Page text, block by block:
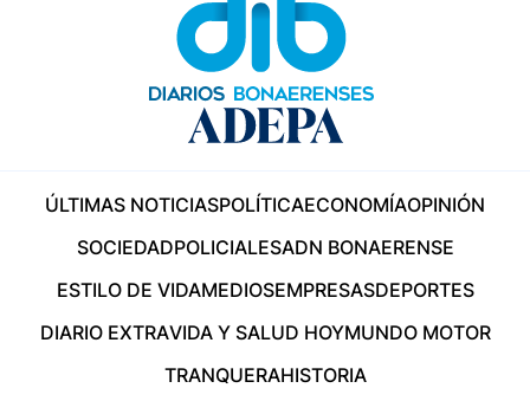
ÚLTIMAS NOTICIASPOLÍTICAECONOMÍAOPINIÓN
SOCIEDADPOLICIALESADN BONAERENSE
ESTILO DE VIDAMEDIOSEMPRESASDEPORTES
DIARIO EXTRAVIDA Y SALUD HOYMUNDO MOTOR
TRANQUERAHISTORIA